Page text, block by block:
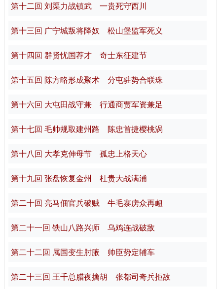
第十二回 刘渠力战镇武 一贵死守西川
第十三回 广宁城叛将降奴 松山堡监军死义
第十四回 群贤忧国荐才 奇士东征建节
第十五回 陈方略形成聚术 分屯驻势合联珠
第十六回 大屯田战守兼 行通商贾军资兼足
第十七回 毛帅规取建州路 陈忠首捷樱桃涡
第十八回 大孝克伸母节 孤忠上格天心
第十九回 张盘恢复金州 杜贵大战满浦
第二十回 亮马佃官兵破贼 牛毛寨虏众再衄
第二十一回 铁山八路兴师 乌鸡连战破敌
第二十二回 属国变生肘腋 帅臣势定辅车
第二十三回 王千总腊夜擒胡 张都司奇兵拒敌